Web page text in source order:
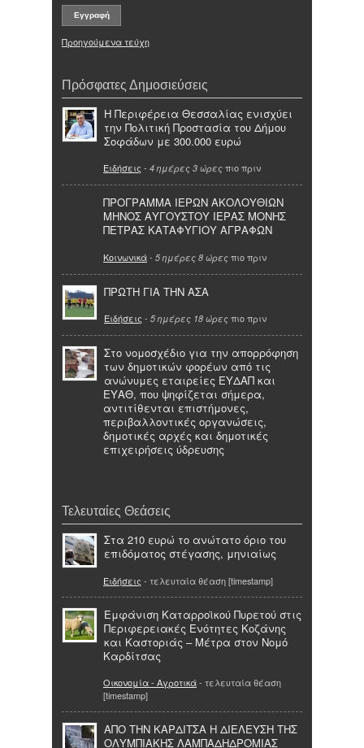
Προηγούμενα τεύχη
Πρόσφατες Δημοσιεύσεις
Η Περιφέρεια Θεσσαλίας ενισχύει
την Πολιτική Προστασία του Δήμου
Σοφάδων με 300.000 ευρώ
Ειδήσεις - 4 ημέρες 3 ώρες πιο πριν
ΠΡΟΓΡΑΜΜΑ ΙΕΡΩΝ ΑΚΟΛΟΥΘΙΩΝ
ΜΗΝΟΣ ΑΥΓΟΥΣΤΟΥ ΙΕΡΑΣ ΜΟΝΗΣ
ΠΕΤΡΑΣ ΚΑΤΑΦΥΓΙΟΥ ΑΓΡΑΦΩΝ
Κοινωνικά- 5 ημέρες 8 ώρες πιο πριν
ΠΡΩΤΗ ΓΙΑ ΤΗΝ ΑΣΑ
Ειδήσεις - 5 ημέρες 18 ώρες πιο πριν
Στο νομοσχέδιο για την απορρόφηση
των δημοτικών φορέων από τις
ανώνυμες εταιρείες ΕΥΔΑΠ και
ΕΥΑΘ, που ψηφίζεται σήμερα,
αντιτίθενται επιστήμονες,
περιβαλλοντικές οργανώσεις,
δημοτικές αρχές και δημοτικές
επιχειρήσεις ύδρευσης
Τελευταίες Θεάσεις
Στα 210 ευρώ το ανώτατο όριο του
επιδόματος στέγασης, μηνιαίως
Ειδήσεις - τελευταία θέαση [timestamp]
Εμφάνιση Καταρροϊκού Πυρετού στις
Περιφερειακές Ενότητες Κοζάνης
και Καστοριάς – Μέτρα στον Νομό
Καρδίτσας
Οικονομία - Αγροτικά- τελευταία θέαση
[timestamp]
ΑΠΟ ΤΗΝ ΚΑΡΔΙΤΣΑ Η ΔΙΕΛΕΥΣΗ ΤΗΣ
ΟΛΥΜΠΙΑΚΗΣ ΛΑΜΠΑΔΗΔΡΟΜΙΑΣ